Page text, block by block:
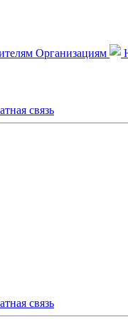
Организациям
связь
связь